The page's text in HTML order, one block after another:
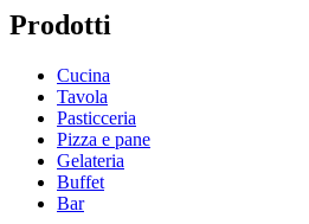
Prodotti
Cucina
Tavola
Pasticceria
Pizza e pane
Gelateria
Buffet
Bar